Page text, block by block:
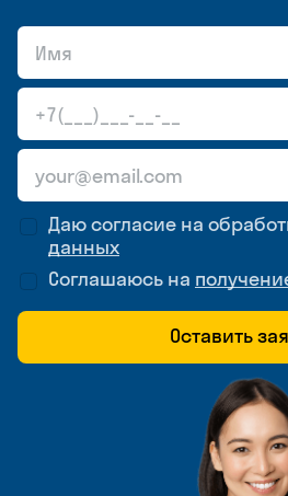
Даю согласие на
данных
Соглашаюсь на
Оставить